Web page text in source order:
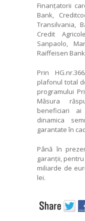
Finanțatorii
Bank,
Transilvania,
Credit
Sanpaolo,
Raiffeisen
Prin
plafonul total
programului
Măsura
beneficiari
dinamica
garantate în
Până în
garanții,
miliarde de
lei.